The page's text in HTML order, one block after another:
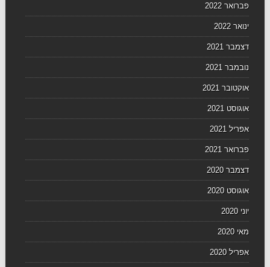
פברואר 2022
ינואר 2022
דצמבר 2021
נובמבר 2021
אוקטובר 2021
אוגוסט 2021
אפריל 2021
פברואר 2021
דצמבר 2020
אוגוסט 2020
יוני 2020
מאי 2020
אפריל 2020